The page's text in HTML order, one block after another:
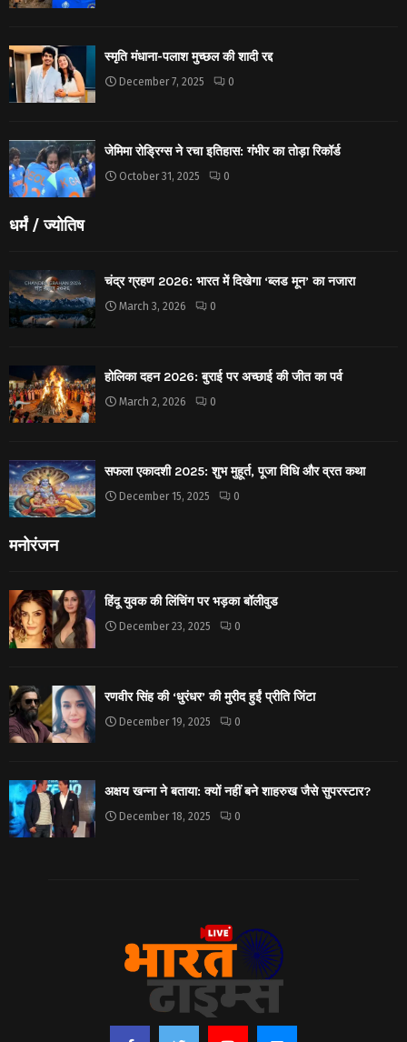
स्मृति मंधाना-पलाश मुच्छल की शादी रद्द
December 7, 2025 0
जेमिमा रोड्रिग्स ने रचा इतिहास: गंभीर का तोड़ा रिकॉर्ड
October 31, 2025 0
धर्मं / ज्योतिष
चंद्र ग्रहण 2026: भारत में दिखेगा ‘ब्लड मून’ का नजारा
March 3, 2026 0
होलिका दहन 2026: बुराई पर अच्छाई की जीत का पर्व
March 2, 2026 0
सफला एकादशी 2025: शुभ मुहूर्त, पूजा विधि और व्रत कथा
December 15, 2025 0
मनोरंजन
हिंदू युवक की लिंचिंग पर भड़का बॉलीवुड
December 23, 2025 0
रणवीर सिंह की ‘धुरंधर’ की मुरीद हुईं प्रीति जिंटा
December 19, 2025 0
अक्षय खन्ना ने बताया: क्यों नहीं बने शाहरुख जैसे सुपरस्टार?
December 18, 2025 0